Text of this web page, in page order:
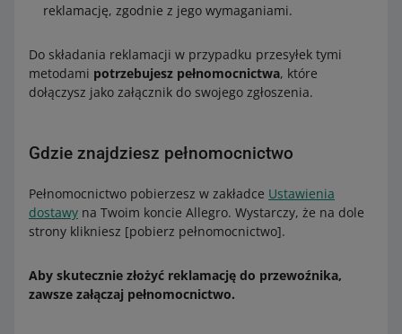
Allegro Wysyłka z Polski do Czech – Automaty
Allegro Wysyłka z Polski do Czech – Automaty
Paczkowe Packeta pobranie
Allegro Wysyłka z Polski do Słowacji – Odbiór w
Allegro Wysyłka z Polski do Słowacji – Odbiór w
Punkcie Packeta pobranie
Paczkowe Packeta
Allegro Wysyłka z Polski do Słowacji – Automaty
reklamację, zgodnie z jego wymaganiami.
Do składania reklamacji w przypadku przesyłek tymi
metodami potrzebujesz pełnomocnictwa, które
dołączysz jako załącznik do swojego zgłoszenia.
Gdzie znajdziesz pełnomocnictwo
Pełnomocnictwo pobierzesz w zakładce Ustawienia
dostawy na Twoim koncie Allegro. Wystarczy, że na dole
strony klikniesz [pobierz pełnomocnictwo].
Aby skutecznie złożyć reklamację do przewoźnika,
zawsze załączaj pełnomocnictwo.